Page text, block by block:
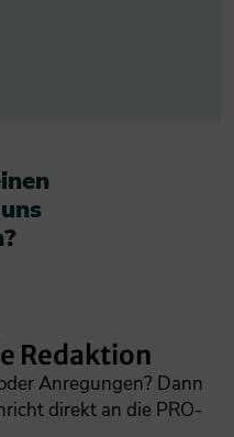
Redaktion
Anregungen? Dann
direkt an die PRO-